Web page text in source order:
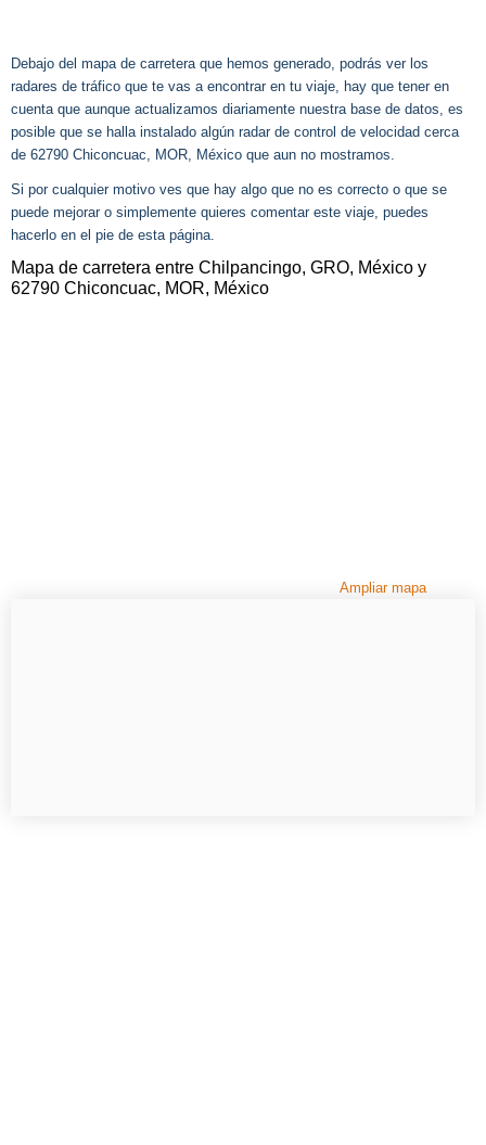
Debajo del mapa de carretera que hemos generado, podrás ver los
radares de tráfico que te vas a encontrar en tu viaje, hay que tener en
cuenta que aunque actualizamos diariamente nuestra base de datos, es
posible que se halla instalado algún radar de control de velocidad cerca
de 62790 Chiconcuac, MOR, México que aun no mostramos.
Si por cualquier motivo ves que hay algo que no es correcto o que se
puede mejorar o simplemente quieres comentar este viaje, puedes
hacerlo en el pie de esta página.
Mapa de carretera entre Chilpancingo, GRO, México y
62790 Chiconcuac, MOR, México
Ampliar mapa